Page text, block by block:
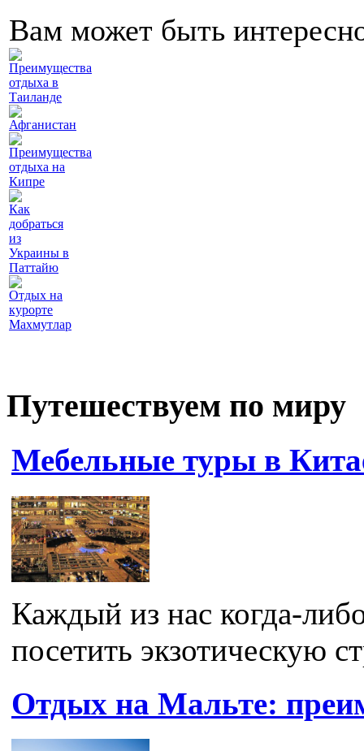
Вам может быть
Преимущества
отдыха в
Таиланде
Афганистан
Преимущества
отдыха на
Кипре
Как
добраться
из
Украины в
Паттайю
Отдых на
курорте
Махмутлар
Путешествуем по миру
Мебельные туры в
Каждый из нас когда-
посетить экзотическую
Отдых на Мальте: